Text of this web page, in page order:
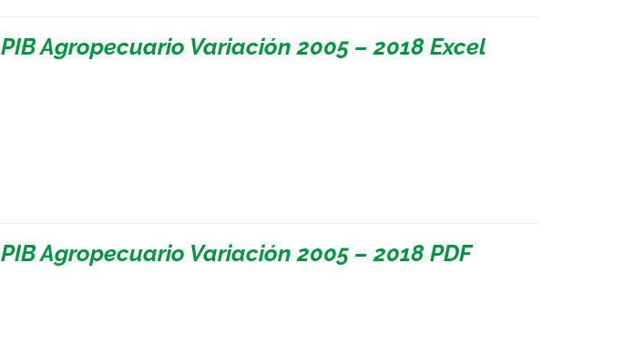
PIB Agropecuario Variación 2005 – 2018 Excel
PIB Agropecuario Variación 2005 – 2018 PDF